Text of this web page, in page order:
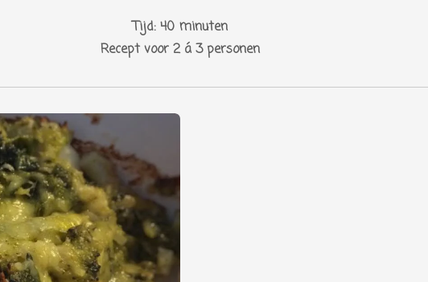
Tijd: 40 minuten
Recept voor 2 á 3 personen